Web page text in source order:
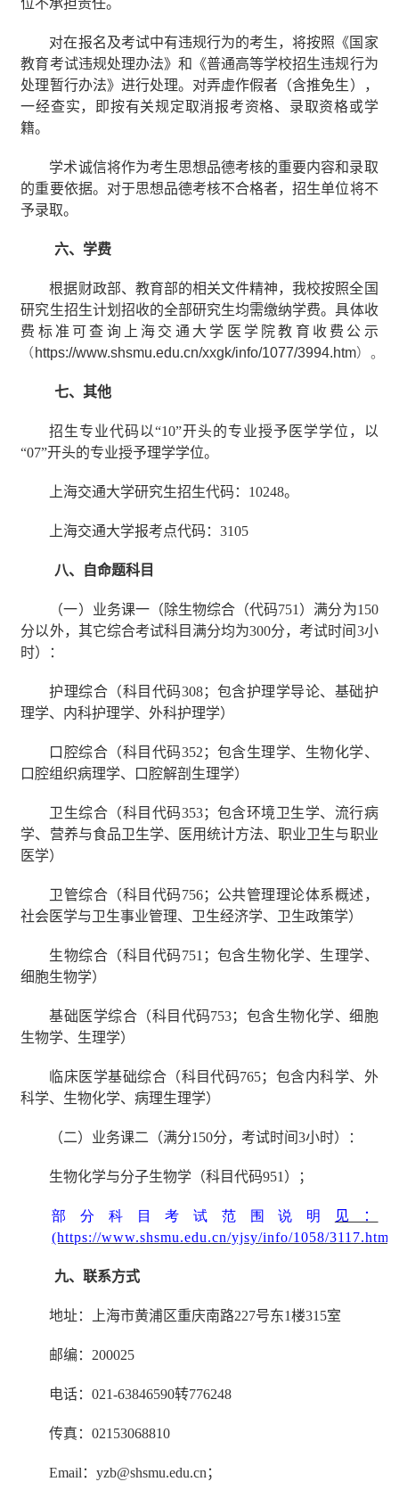
位不承担责任。
对在报名及考试中有违规行为的考生，将按照《国家
教育考试违规处理办法》和《普通高等学校招生违规行为
处理暂行办法》进行处理。对弄虚作假者（含推免生），
一经查实，即按有关规定取消报考资格、录取资格或学
籍。
学术诚信将作为考生思想品德考核的重要内容和录取
的重要依据。对于思想品德考核不合格者，招生单位将不
予录取。
六、学费
根据财政部、教育部的相关文件精神，我校按照全国
研究生招生计划招收的全部研究生均需缴纳学费。具体收
费标准可查询上海交通大学医学院教育收费公示
（ https://www.shsmu.edu.cn/xxgk/info/1077/3994.htm）。
七、其他
招生专业代码以“10”开头的专业授予医学学位，以
“07”开头的专业授予理学学位。
上海交通大学研究生招生代码： 10248。
上海交通大学报考点代码：3105
八、自命题科目
（一）业务课一（除生物综合（代码751）满分为150
分以外，其它综合考试科目满分均为300分，考试时间 3小
时）：
护理综合（科目代码308；包含护理学导论、基础护
理学、内科护理学、外科护理学）
口腔综合（科目代码352；包含生理学、生物化学、
口腔组织病理学、口腔解剖生理学）
卫生综合（科目代码353；包含环境卫生学、流行病
学、营养与食品卫生学、医用统计方法、职业卫生与职业
医学）
卫管综合（科目代码756；公共管理理论体系概述，
社会医学与卫生事业管理、卫生经济学、卫生政策学）
生物综合（科目代码751 ；包含生物化学、生理学、
细胞生物学）
基础医学综合（科目代码753；包含生物化学、细胞
生物学、生理学）
临床医学基础综合（科目代码765；包含内科学、外
科学、生物化学、病理生理学）
（二）业务课二（满分150分，考试时间3小时）：
生物化学与分子生物学（科目代码951）；
部分科目考试范围说明
见：
(https://www.shsmu.edu.cn/yjsy/info/1058/3117.htm)
九、联系方式
地址：上海市黄浦区重庆南路227号东1楼315室
邮编：200025
电话：021-63846590转776248
传真：02153068810
Email：yzb@shsmu.edu.cn；